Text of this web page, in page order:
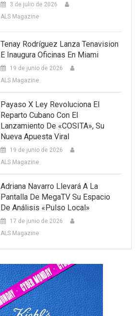
3 de julio de 2026
ALS Magazine
Tenay Rodríguez Lanza Tenavision
E Inaugura Oficinas En Miami
19 de junio de 2026
ALS Magazine
Payaso X Ley Revoluciona El
Reparto Cubano Con El
Lanzamiento De «COSITA», Su
Nueva Apuesta Viral
19 de junio de 2026
ALS Magazine
Adriana Navarro Llevará A La
Pantalla De MegaTV Su Espacio
De Análisis «Pulso Local»
17 de junio de 2026
ALS Magazine